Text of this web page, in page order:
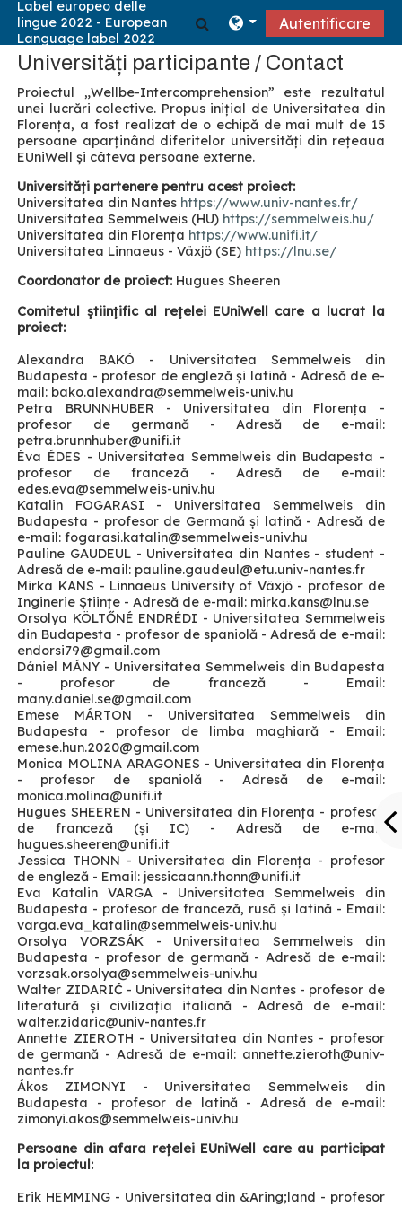
Sari la conţinutul principal
Afișați căutarea
Autentificare
Universități participante / Contact
Proiectul „Wellbe-Intercomprehension” este rezultatul
unei lucrări colective. Propus inițial de Universitatea din
Florența, a fost realizat de o echipă de mai mult de 15
persoane aparținând diferitelor universități din rețeaua
EUniWell și câteva persoane externe.
Universități partenere pentru acest proiect:
Universitatea din Nantes https://www.univ-nantes.fr/
Universitatea Semmelweis (HU) https://semmelweis.hu/
Universitatea din Florența https://www.unifi.it/
Universitatea Linnaeus - Växjö (SE) https://lnu.se/
Coordonator de proiect: Hugues Sheeren
Comitetul științific al rețelei EUniWell care a lucrat la
proiect:
Alexandra BAKÓ - Universitatea Semmelweis din
Budapesta - profesor de engleză și latină - Adresă de e-
mail: bako.alexandra@semmelweis-univ.hu
Petra BRUNNHUBER - Universitatea din Florența -
profesor de germană - Adresă de e-mail:
petra.brunnhuber@unifi.it
Éva ÉDES - Universitatea Semmelweis din Budapesta -
profesor de franceză - Adresă de e-mail:
edes.eva@semmelweis-univ.hu
Katalin FOGARASI - Universitatea Semmelweis din
Budapesta - profesor de Germană și latină - Adresă de
e-mail: fogarasi.katalin@semmelweis-univ.hu
Pauline GAUDEUL - Universitatea din Nantes - student -
Adresă de e-mail: pauline.gaudeul@etu.univ-nantes.fr
Mirka KANS - Linnaeus University of Växjö - profesor de
Inginerie Științe - Adresă de e-mail: mirka.kans@lnu.se
Orsolya KÖLTŐNÉ ENDRÉDI - Universitatea Semmelweis
din Budapesta - profesor de spaniolă - Adresă de e-mail:
endorsi79@gmail.com
Dániel MÁNY - Universitatea Semmelweis din Budapesta
- profesor de franceză - Email:
many.daniel.se@gmail.com
Emese MÁRTON - Universitatea Semmelweis din
Budapesta - profesor de limba maghiară - Email:
emese.hun.2020@gmail.com
Monica MOLINA ARAGONES - Universitatea din Florența
- profesor de spaniolă - Adresă de e-mail:
monica.molina@unifi.it
Hugues SHEEREN - Universitatea din Florența - profesor
de franceză (și IC) - Adresă de e-mail:
hugues.sheeren@unifi.it
Jessica THONN - Universitatea din Florența - profesor
de engleză - Email: jessicaann.thonn@unifi.it
Eva Katalin VARGA - Universitatea Semmelweis din
Budapesta - profesor de franceză, rusă și latină - Email:
varga.eva_katalin@semmelweis-univ.hu
Orsolya VORZSÁK - Universitatea Semmelweis din
Budapesta - profesor de germană - Adresă de e-mail:
vorzsak.orsolya@semmelweis-univ.hu
Walter ZIDARIČ - Universitatea din Nantes - profesor de
literatură și civilizația italiană - Adresă de e-mail:
walter.zidaric@univ-nantes.fr
Annette ZIEROTH - Universitatea din Nantes - profesor
de germană - Adresă de e-mail: annette.zieroth@univ-
nantes.fr
Ákos ZIMONYI - Universitatea Semmelweis din
Budapesta - profesor de latină - Adresă de e-mail:
zimonyi.akos@semmelweis-univ.hu
Persoane din afara rețelei EUniWell care au participat
la proiectul:
Erik HEMMING - Universitatea din &Aring;land - profesor